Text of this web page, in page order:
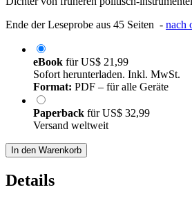
Ende der Leseprobe aus 45 Seiten - nach
eBook fürUS$ 21,99
Sofort herunterladen. Inkl. MwSt.
Format: PDF – für alle Geräte
Paperback fürUS$ 32,99
Versand weltweit
In den Warenkorb
Details